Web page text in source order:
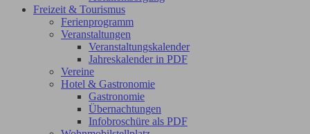
Freizeit & Tourismus
Ferienprogramm
Veranstaltungen
Veranstaltungskalender
Jahreskalender in PDF
Vereine
Hotel & Gastronomie
Gastronomie
Übernachtungen
Infobroschüre als PDF